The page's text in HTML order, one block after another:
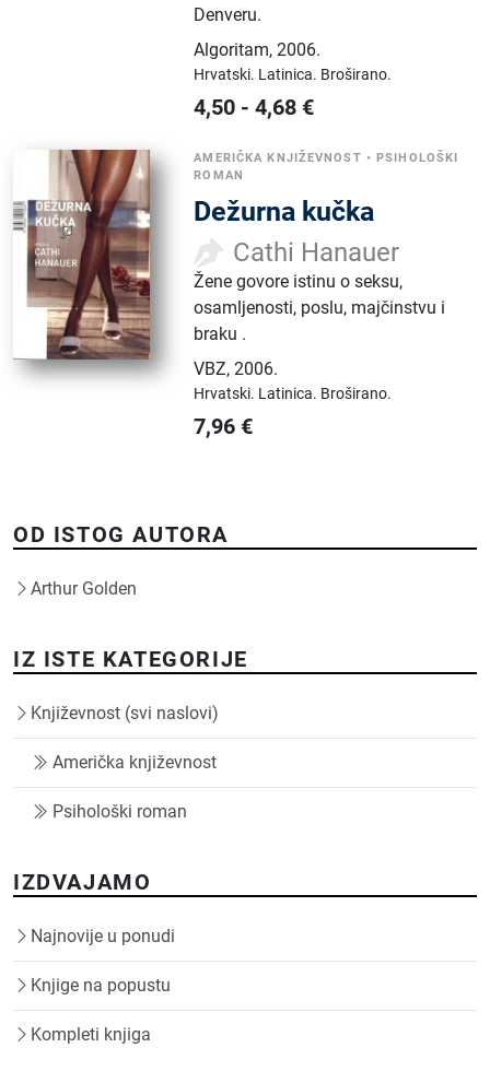
Denveru.
Algoritam,2006.
Hrvatski. Latinica. Broširano.
4,50 -4,68 €
AMERIČKA KNJIŽEVNOST •PSIHOLOŠKI
ROMAN
Dežurna kučka
Cathi Hanauer
Žene govore istinu o seksu,
osamljenosti, poslu, majčinstvu i
braku .
VBZ,2006.
Hrvatski. Latinica. Broširano.
7,96 €
OD ISTOG AUTORA
Arthur Golden
IZ ISTE KATEGORIJE
Književnost (svi naslovi)
Američka književnost
Psihološki roman
IZDVAJAMO
Najnovije u ponudi
Knjige na popustu
Kompleti knjiga